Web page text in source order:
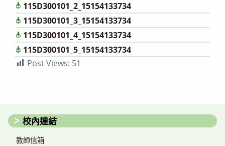
115D300101_2_15154133734
115D300101_3_15154133734
115D300101_4_15154133734
115D300101_5_15154133734
Post Views: 51
校內連結
教師信箱